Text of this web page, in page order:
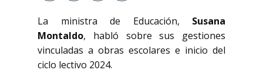
La ministra de Educación, Susana
Montaldo, habló sobre sus gestiones
vinculadas a obras escolares e inicio del
ciclo lectivo 2024.